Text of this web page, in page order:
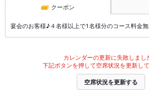
クーポン
宴会のお客様♪４名様以上で1名様分のコース料金
カレンダーの更新に失敗しまし
下記ボタンを押して空席状況を更新して
空席状況を更新する